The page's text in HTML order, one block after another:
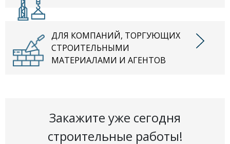
ДЛЯ КОМПАНИЙ, ТОРГУЮЩИХ
СТРОИТЕЛЬНЫМИ
МАТЕРИАЛАМИ И АГЕНТОВ
Закажите уже сегодня
строительные работы!